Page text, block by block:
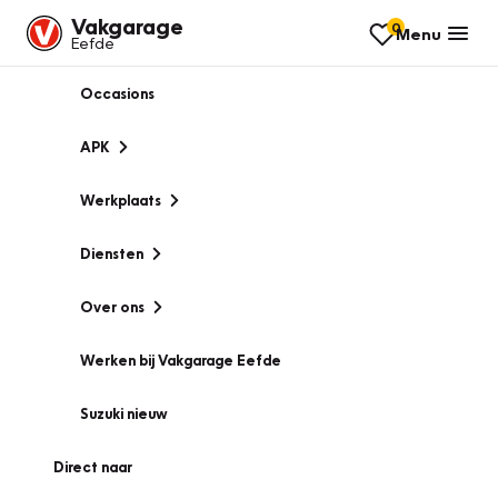
Vakgarage
Eefde
0Menu
Occasions
APK
Werkplaats
Diensten
Over ons
Werken bij Vakgarage Eefde
Suzuki nieuw
Direct naar